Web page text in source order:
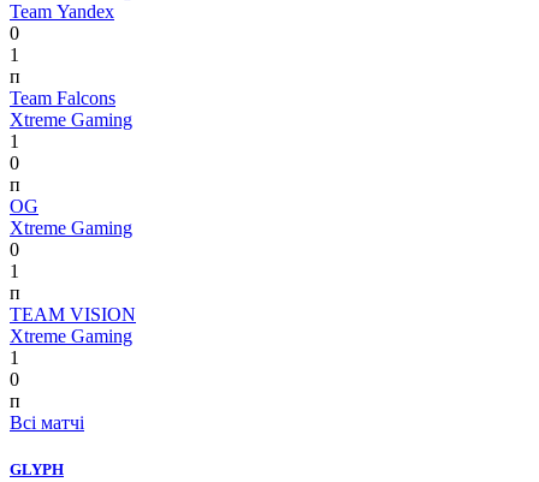
Team Yandex
0
1
п
Team Falcons
Xtreme Gaming
1
0
п
OG
Xtreme Gaming
0
1
п
TEAM VISION
Xtreme Gaming
1
0
п
Всі матчі
GLYPH